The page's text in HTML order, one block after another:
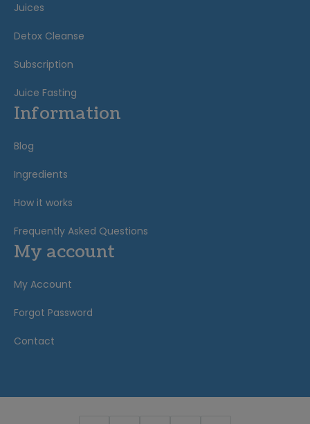
Juices
Detox Cleanse
Subscription
Juice Fasting
Information
Blog
Ingredients
How it works
Frequently Asked Questions
My account
My Account
Forgot Password
Contact